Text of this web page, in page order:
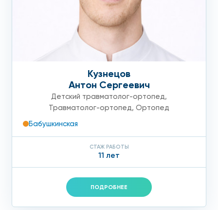
Кузнецов
Антон Сергеевич
Детский травматолог-ортопед,
Травматолог-ортопед, Ортопед
Бабушкинская
СТАЖ РАБОТЫ
11 лет
ПОДРОБНЕЕ